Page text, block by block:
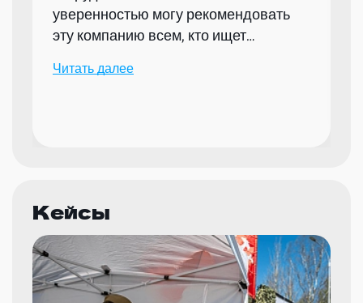
уверенностью могу рекомендовать
эту компанию всем, кто ищет
мероприятий.
Читать далее
Кейсы